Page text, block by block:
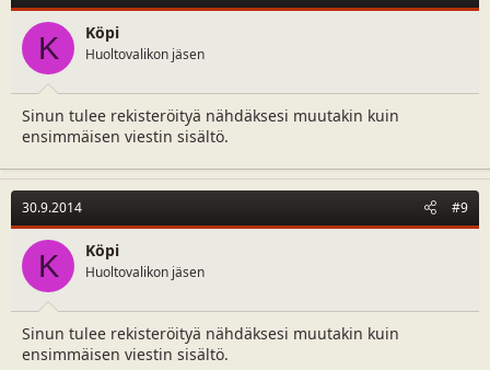
K Köpi
Huoltovalikon jäsen
Sinun tulee rekisteröityä nähdäksesi muutakin kuin
ensimmäisen viestin sisältö.
30.9.2014 #9
K Köpi
Huoltovalikon jäsen
Sinun tulee rekisteröityä nähdäksesi muutakin kuin
ensimmäisen viestin sisältö.